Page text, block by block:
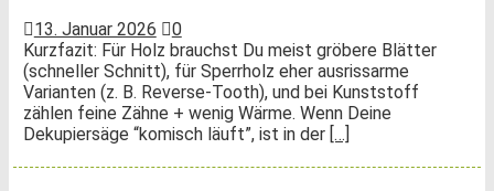
13. Januar 2026
0
Kurzfazit: Für Holz brauchst Du meist gröbere Blätter
(schneller Schnitt), für Sperrholz eher ausrissarme
Varianten (z. B. Reverse-Tooth), und bei Kunststoff
zählen feine Zähne + wenig Wärme. Wenn Deine
Dekupiersäge “komisch läuft”, ist in der […]